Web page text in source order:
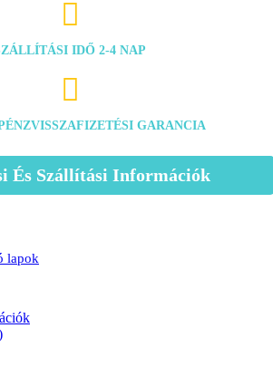

IDŐ 2-4 NAP

GARANCIA
És Szállítási Információk
lapok